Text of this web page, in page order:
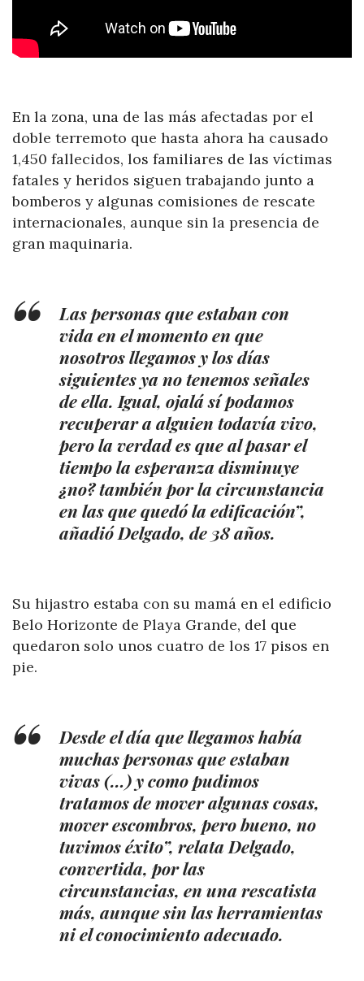
En la zona, una de las más afectadas por el
doble terremoto que hasta ahora ha causado
1,450 fallecidos, los familiares de las víctimas
fatales y heridos siguen trabajando junto a
bomberos y algunas comisiones de rescate
internacionales, aunque sin la presencia de
gran maquinaria.
Las personas que estaban con
vida en el momento en que
nosotros llegamos y los días
siguientes ya no tenemos señales
de ella. Igual, ojalá sí podamos
recuperar a alguien todavía vivo,
pero la verdad es que al pasar el
tiempo la esperanza disminuye
¿no? también por la circunstancia
en las que quedó la edificación”,
añadió Delgado, de 38 años.
Su hijastro estaba con su mamá en el edificio
Belo Horizonte de Playa Grande, del que
quedaron solo unos cuatro de los 17 pisos en
pie.
Desde el día que llegamos había
muchas personas que estaban
vivas (…) y como pudimos
tratamos de mover algunas cosas,
mover escombros, pero bueno, no
tuvimos éxito”, relata Delgado,
convertida, por las
circunstancias, en una rescatista
más, aunque sin las herramientas
ni el conocimiento adecuado.